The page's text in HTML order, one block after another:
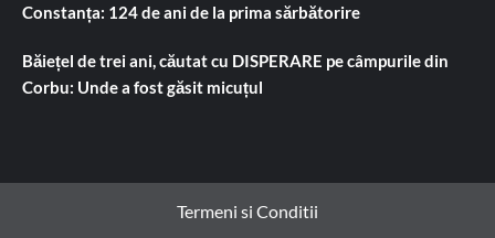
Constanța: 124 de ani de la prima sărbătorire
Băiețel de trei ani, căutat cu DISPERARE pe câmpurile din
Corbu: Unde a fost găsit micuțul
Termeni si Conditii